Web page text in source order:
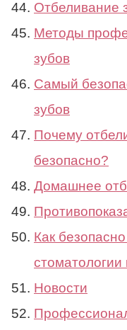
Отбеливание
Методы
зубов
Самый
зубов
Почему
безопасно?
Домашнее
Как
Новости